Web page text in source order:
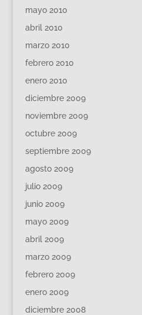
mayo 2010
abril 2010
marzo 2010
febrero 2010
enero 2010
diciembre 2009
noviembre 2009
octubre 2009
septiembre 2009
agosto 2009
julio 2009
junio 2009
mayo 2009
abril 2009
marzo 2009
febrero 2009
enero 2009
diciembre 2008